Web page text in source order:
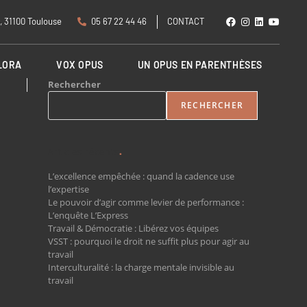
Toulouse 05 67 22 44 46 CONTACT
VOX OPUS UN OPUS EN PARENTHÈSES
Rechercher
RECHERCHER
L’excellence empêchée : quand la cadence use
l’expertise
Le pouvoir d’agir comme levier de performance :
L’enquête L’Express
Travail & Démocratie : Libérez vos équipes
VSST : pourquoi le droit ne suffit plus pour agir au
travail
Interculturalité : la charge mentale invisible au
travail